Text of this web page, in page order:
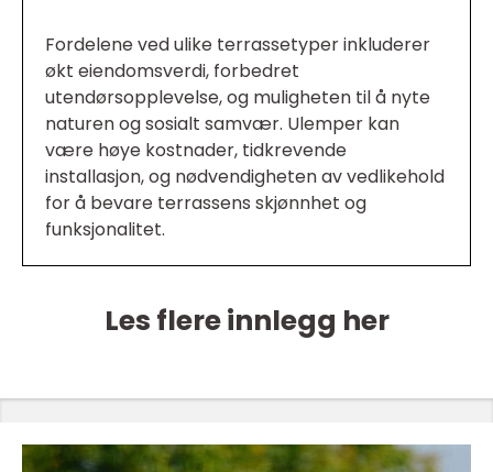
Fordelene ved ulike terrassetyper inkluderer
økt eiendomsverdi, forbedret
utendørsopplevelse, og muligheten til å nyte
naturen og sosialt samvær. Ulemper kan
være høye kostnader, tidkrevende
installasjon, og nødvendigheten av vedlikehold
for å bevare terrassens skjønnhet og
funksjonalitet.
Les flere innlegg her